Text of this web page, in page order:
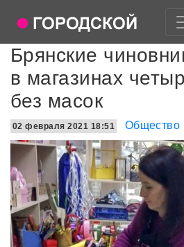
Брянские
в магазинах
без масок
02 февраля 2021 18:51 Общество